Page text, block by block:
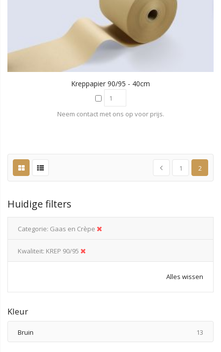
Kreppapier 90/95 - 40cm
Neem contact met ons op voor prijs.
1 2
Huidige filters
Categorie Gaas en Crèpe
Kwaliteit KREP 90/95
Alles wissen
Kleur
Bruin 13